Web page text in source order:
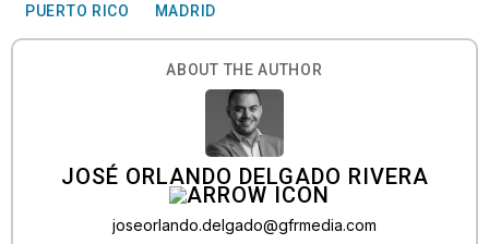
PUERTO RICO MADRID
ABOUT THE AUTHOR
JOSÉ ORLANDO DELGADO RIVERA
joseorlando.delgado@gfrmedia.com